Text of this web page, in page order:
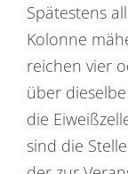
Spätestens
Kolonne
reichen vier
über
die
sind die